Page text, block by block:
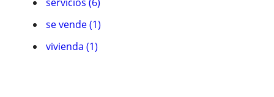
se vende (1)
vivienda (1)